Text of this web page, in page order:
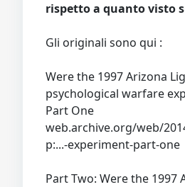
rispetto a quanto visto
Gli originali sono qui :
Were the 1997 Arizona
psychological warfare
Part One
web.archive.org/web/
p:...-experiment-part-one
Part Two: Were the 1997